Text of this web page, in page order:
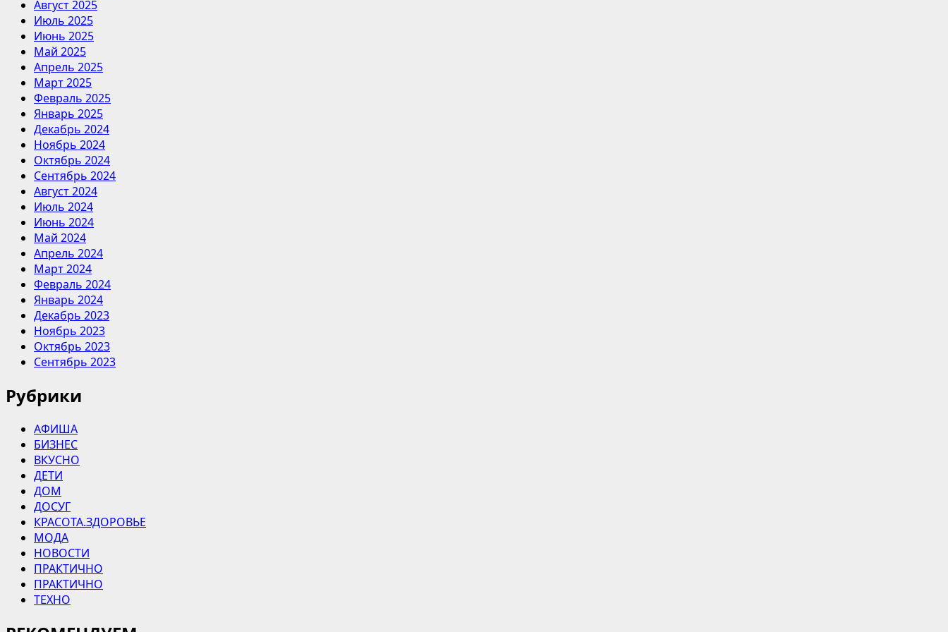
Август 2025
Июль 2025
Июнь 2025
Май 2025
Апрель 2025
Март 2025
Февраль 2025
Январь 2025
Декабрь 2024
Ноябрь 2024
Октябрь 2024
Сентябрь 2024
Август 2024
Июль 2024
Июнь 2024
Май 2024
Апрель 2024
Март 2024
Февраль 2024
Январь 2024
Декабрь 2023
Ноябрь 2023
Октябрь 2023
Сентябрь 2023
Рубрики
АФИША
БИЗНЕС
ВКУСНО
ДЕТИ
ДОМ
ДОСУГ
КРАСОТА.ЗДОРОВЬЕ
МОДА
НОВОСТИ
ПРАКТИЧНО
ПРАКТИЧНО
ТЕХНО